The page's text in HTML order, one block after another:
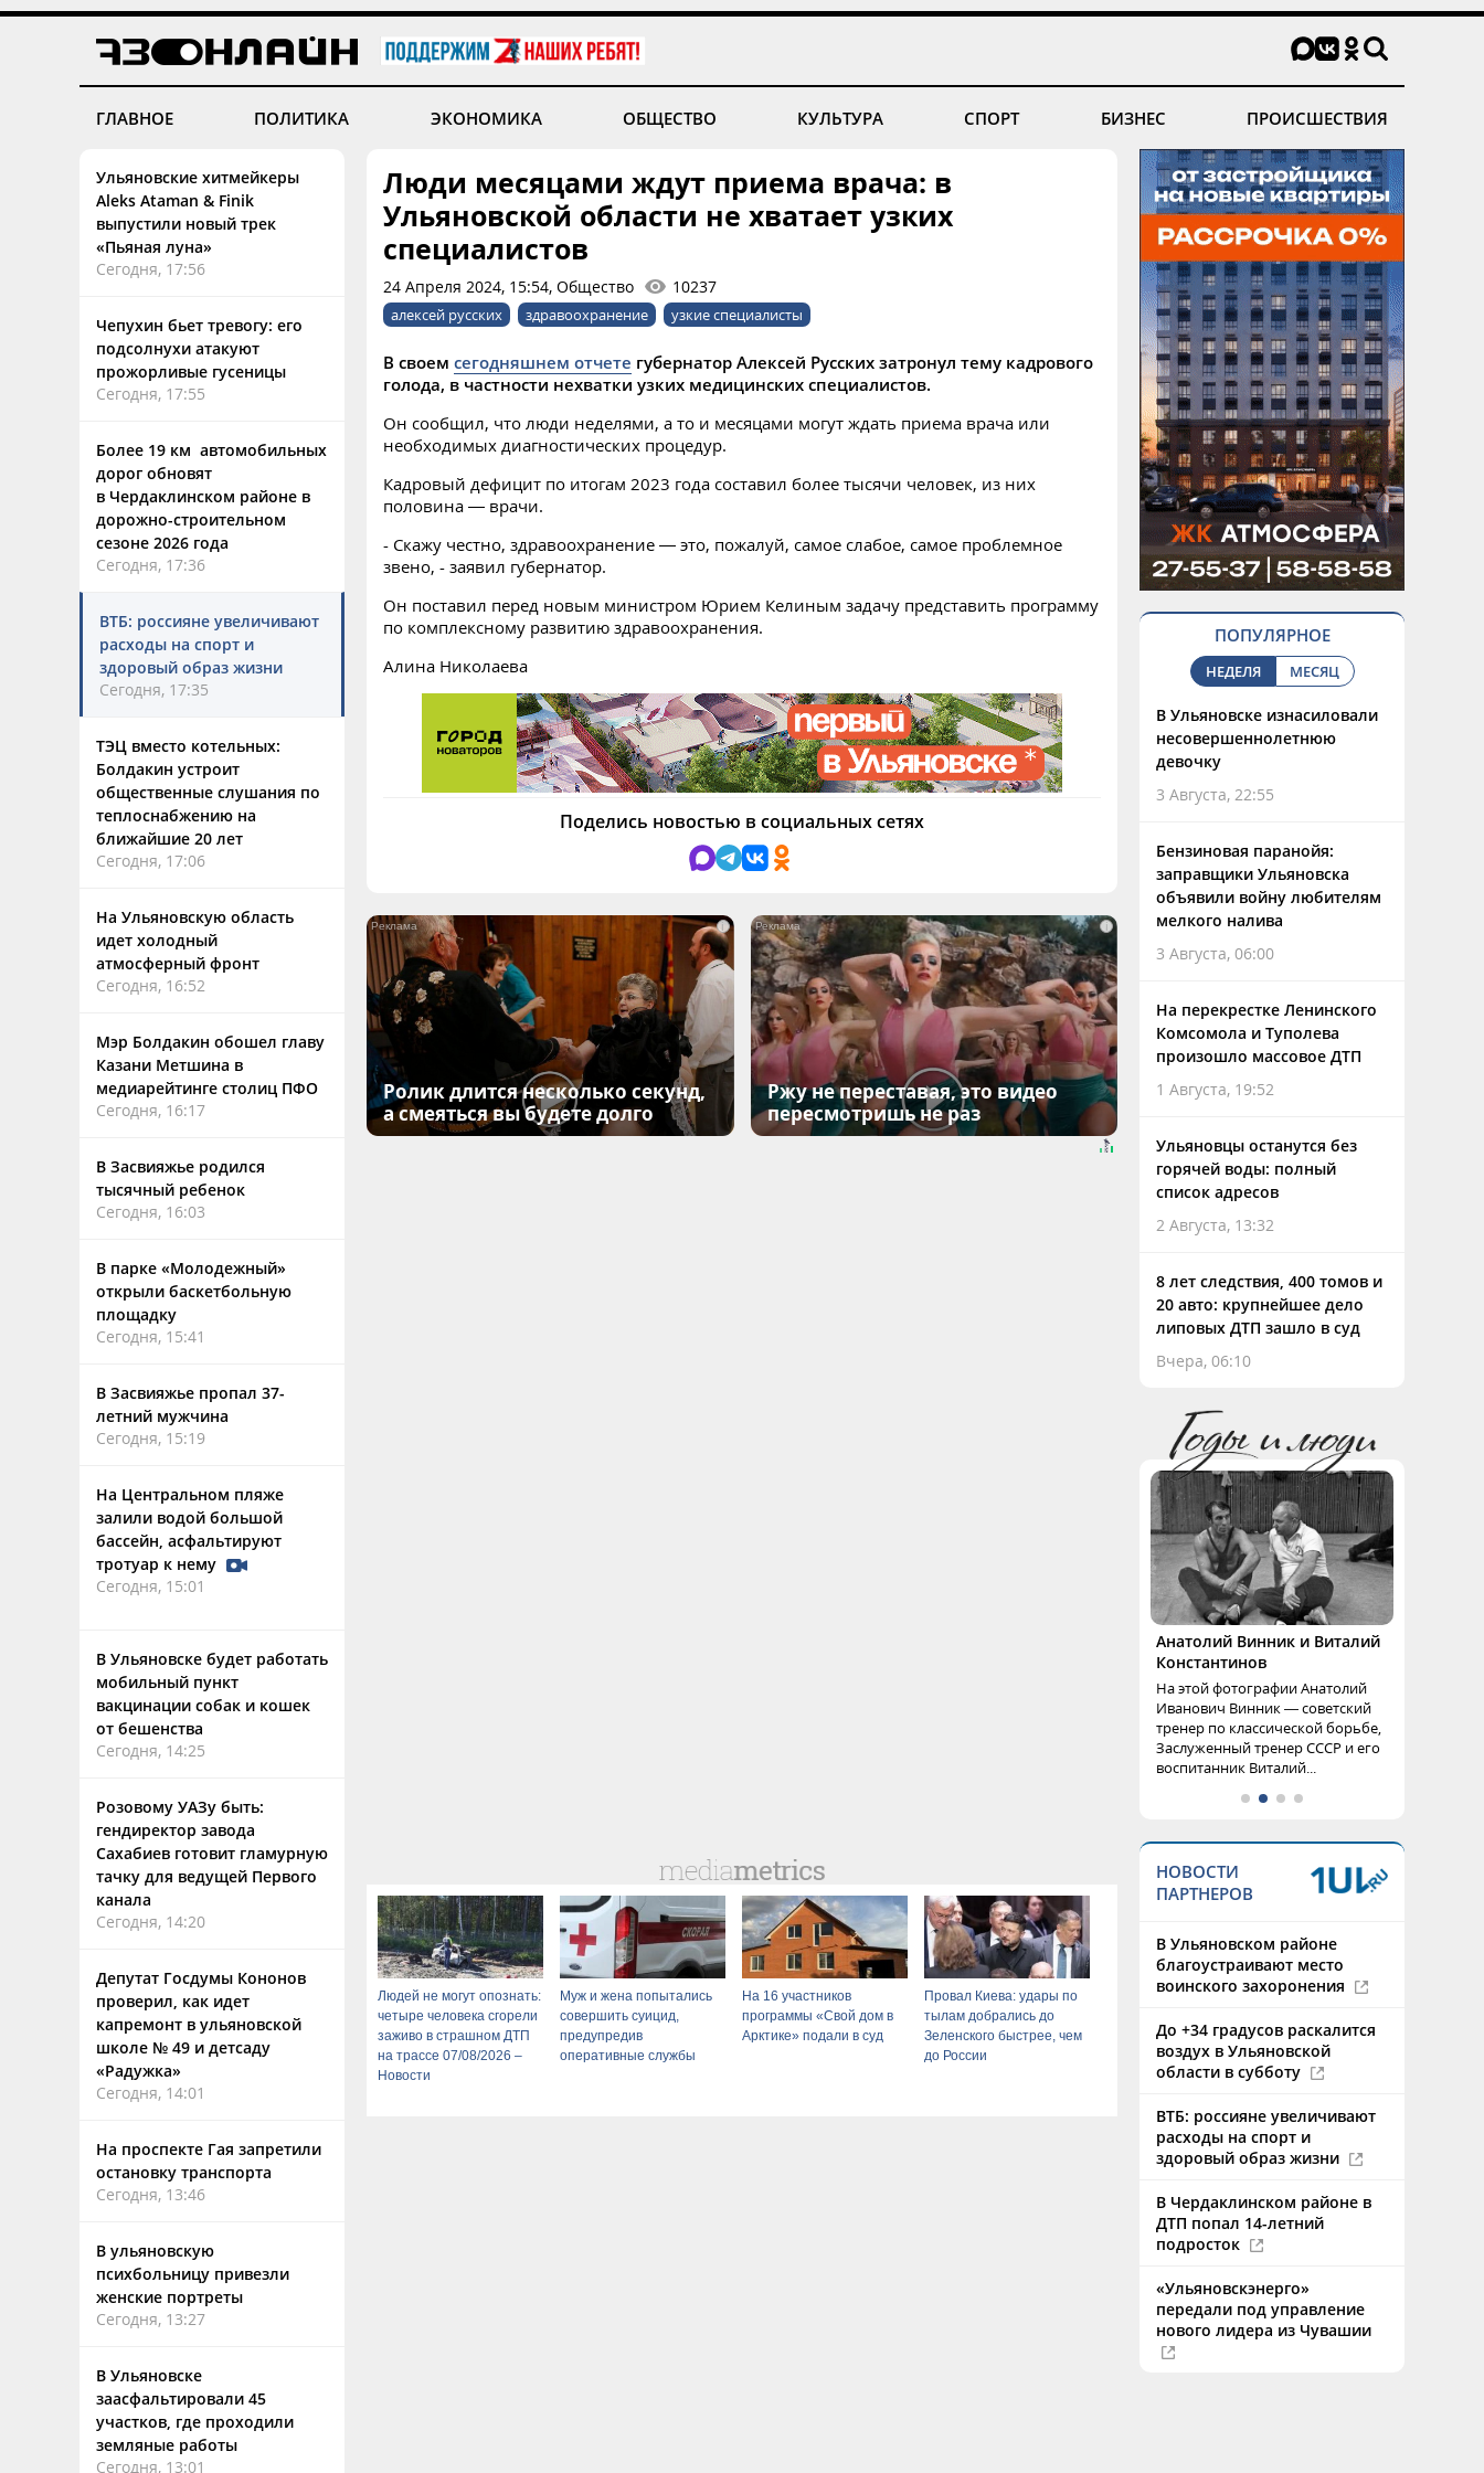
ГЛАВНОЕ ПОЛИТИКА ЭКОНОМИКА ОБЩЕСТВО КУЛЬТУРА СПОРТ БИЗНЕС ПРОИСШЕСТВИЯ
Ульяновские хитмейкеры
Aleks Ataman & Finik
выпустили новый трек
«Пьяная луна»
Сегодня, 17:56
Чепухин бьет тревогу: его
подсолнухи атакуют
прожорливые гусеницы
Сегодня, 17:55
Более 19 км автомобильных
дорог обновят
в Чердаклинском районе в
дорожно-строительном
сезоне 2026 года
Сегодня, 17:36
ВТБ: россияне увеличивают
расходы на спорт и
здоровый образ жизни
Сегодня, 17:35
ТЭЦ вместо котельных:
Болдакин устроит
общественные слушания по
теплоснабжению на
ближайшие 20 лет
Сегодня, 17:06
На Ульяновскую область
идет холодный
атмосферный фронт
Сегодня, 16:52
Мэр Болдакин обошел главу
Казани Метшина в
медиарейтинге столиц ПФО
Сегодня, 16:17
В Засвияжье родился
тысячный ребенок
Сегодня, 16:03
В парке «Молодежный»
открыли баскетбольную
площадку
Сегодня, 15:41
В Засвияжье пропал 37-
летний мужчина
Сегодня, 15:19
На Центральном пляже
залили водой большой
бассейн, асфальтируют
тротуар к нему
Сегодня, 15:01
В Ульяновске будет работать
мобильный пункт
вакцинации собак и кошек
от бешенства
Сегодня, 14:25
Розовому УАЗу быть:
гендиректор завода
Сахабиев готовит гламурную
тачку для ведущей Первого
канала
Сегодня, 14:20
Депутат Госдумы Кононов
проверил, как идет
капремонт в ульяновской
школе № 49 и детсаду
«Радужка»
Сегодня, 14:01
На проспекте Гая запретили
остановку транспорта
Сегодня, 13:46
В ульяновскую
психбольницу привезли
женские портреты
Сегодня, 13:27
В Ульяновске
заасфальтировали 45
участков, где проходили
земляные работы
Сегодня, 13:01
Люди месяцами ждут приема врача: в
Ульяновской области не хватает узких
специалистов
24 Апреля 2024, 15:54, Общество 10237
алексей русских здравоохранение узкие специалисты
В своем сегодняшнем отчете губернатор Алексей Русских затронул тему кадрового
голода, в частности нехватки узких медицинских специалистов.
Он сообщил, что люди неделями, а то и месяцами могут ждать приема врача или
необходимых диагностических процедур.
Кадровый дефицит по итогам 2023 года составил более тысячи человек, из них
половина — врачи.
- Скажу честно, здравоохранение — это, пожалуй, самое слабое, самое проблемное
звено, - заявил губернатор.
Он поставил перед новым министром Юрием Келиным задачу представить программу
по комплексному развитию здравоохранения.
Алина Николаева
Поделись новостью в социальных сетях
i
Ролик длится несколько секунд,
а смеяться вы будете долго
i
Ржу не переставая, это видео
пересмотришь не раз
Людей не могут опознать:
четыре человека сгорели
заживо в страшном ДТП
на трассе 07/08/2026 –
Новости
Муж и жена попытались
совершить суицид,
предупредив
оперативные службы
На 16 участников
программы «Свой дом в
Арктике» подали в суд
Провал Киева: удары по
тылам добрались до
Зеленского быстрее, чем
до России
ПОПУЛЯРНОЕ
НЕДЕЛЯ МЕСЯЦ
В Ульяновске изнасиловали
несовершеннолетнюю
девочку
3 Августа, 22:55
Бензиновая паранойя:
заправщики Ульяновска
объявили войну любителям
мелкого налива
3 Августа, 06:00
На перекрестке Ленинского
Комсомола и Туполева
произошло массовое ДТП
1 Августа, 19:52
Ульяновцы останутся без
горячей воды: полный
список адресов
2 Августа, 13:32
8 лет следствия, 400 томов и
20 авто: крупнейшее дело
липовых ДТП зашло в суд
Вчера, 06:10
Анатолий Винник и Виталий
Константинов
На этой фотографии Анатолий
Иванович Винник — советский
тренер по классической борьбе,
Заслуженный тренер СССР и его
воспитанник Виталий...
НОВОСТИ
ПАРТНЕРОВ
В Ульяновском районе
благоустраивают место
воинского захоронения
До +34 градусов раскалится
воздух в Ульяновской
области в субботу
ВТБ: россияне увеличивают
расходы на спорт и
здоровый образ жизни
В Чердаклинском районе в
ДТП попал 14-летний
подросток
«Ульяновскэнерго»
передали под управление
нового лидера из Чувашии